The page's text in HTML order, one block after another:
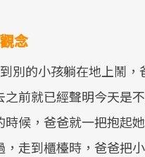
念
別的小孩躺在地上鬧
前就已經聲明今天是
候，爸爸就一把抱起
，走到櫃檯時，爸爸把